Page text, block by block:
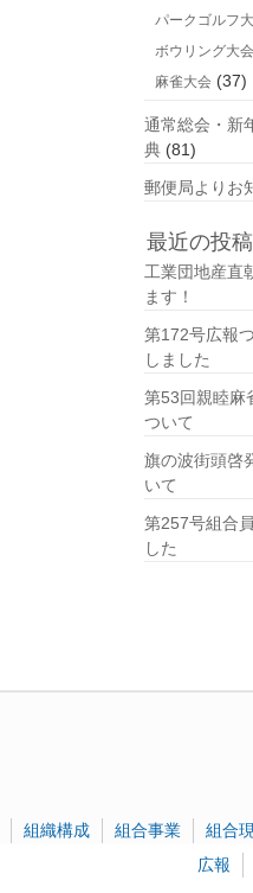
パークゴルフ
ボウリング大会
麻雀大会 (37)
通常総会・新
典 (81)
郵便局よりお
最近の投稿
工業団地産直
ます！
第172号広報
しました
第53回親睦麻
ついて
旗の波街頭啓
いて
第257号組合
した
組織構成 組合事業 組合
広報